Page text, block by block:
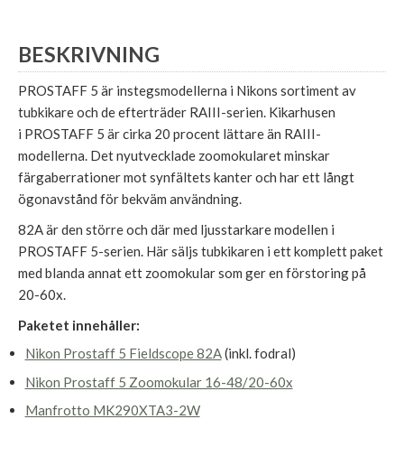
BESKRIVNING
PROSTAFF 5 är instegsmodellerna i Nikons sortiment av
tubkikare och de efterträder RAIII-serien. Kikarhusen
i PROSTAFF 5 är cirka 20 procent lättare än RAIII-
modellerna. Det nyutvecklade zoomokularet minskar
färgaberrationer mot synfältets kanter och har ett långt
ögonavstånd för bekväm användning.
82A är den större och där med ljusstarkare modellen i
PROSTAFF 5-serien. Här säljs tubkikaren i ett komplett paket
med blanda annat ett zoomokular som ger en förstoring på
20-60x.
Paketet innehåller:
Nikon Prostaff 5 Fieldscope 82A(inkl. fodral)
Nikon Prostaff 5 Zoomokular 16-48/20-60x
Manfrotto MK290XTA3-2W